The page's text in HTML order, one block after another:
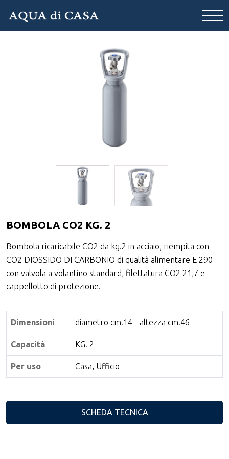
BOMBOLA CO2 KG. 2
Bombola ricaricabile CO2 da kg.2 in acciaio, riempita con
CO2 DIOSSIDO DI CARBONIO di qualità alimentare E 290
con valvola a volantino standard, filettatura CO2 21,7 e
cappellotto di protezione.
Dimensioni diametro cm.14 - altezza cm.46
Capacità KG. 2
Per uso Casa, Ufficio
SCHEDA TECNICA